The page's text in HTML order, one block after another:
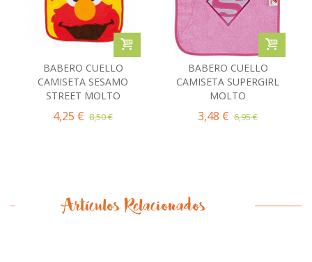
BABERO CUELLO
CAMISETA SESAMO
STREET MOLTO
4,25 € 8,50 €
BABERO CUELLO
CAMISETA SUPERGIRL
MOLTO
3,48 € 6,95 €
Artículos Relacionados